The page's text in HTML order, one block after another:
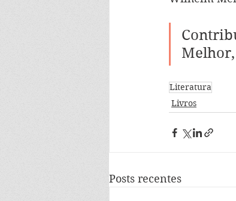
Literatura
Livros
Posts recentes